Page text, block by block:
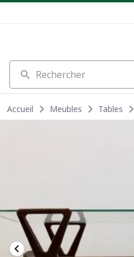
Rechercher
Accueil Meubles Tables